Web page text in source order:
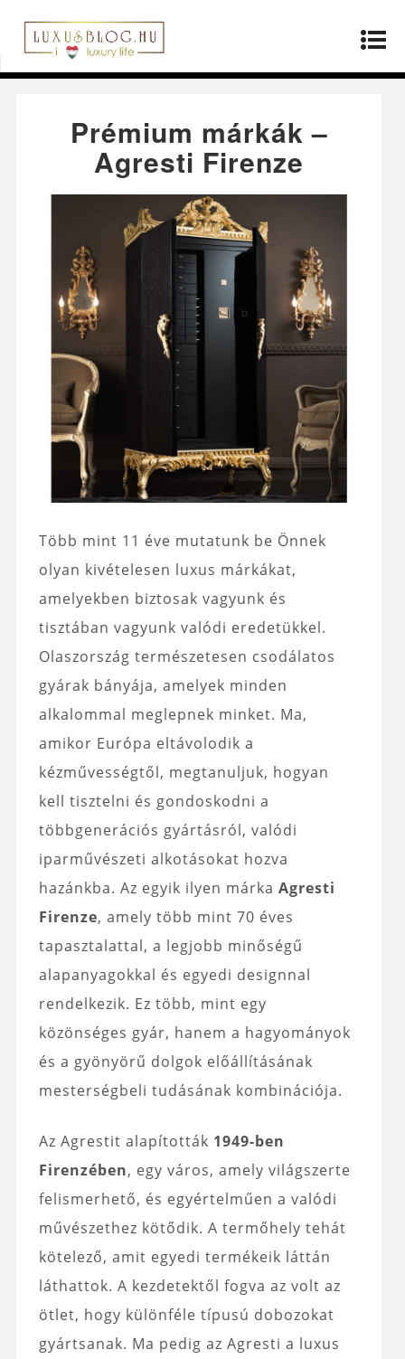
Kezdőlap»Producerek
Agresti Firenze
Prémium márkák –
Agresti Firenze
Több mint 11 éve mutatunk be Önnek
olyan kivételesen luxus márkákat,
amelyekben biztosak vagyunk és
tisztában vagyunk valódi eredetükkel.
Olaszország természetesen csodálatos
gyárak bányája, amelyek minden
alkalommal meglepnek minket. Ma,
amikor Európa eltávolodik a
kézművességtől, megtanuljuk, hogyan
kell tisztelni és gondoskodni a
többgenerációs gyártásról, valódi
iparművészeti alkotásokat hozva
hazánkba. Az egyik ilyen márka Agresti
Firenze, amely több mint 70 éves
tapasztalattal, a legjobb minőségű
alapanyagokkal és egyedi designnal
rendelkezik. Ez több, mint egy
közönséges gyár, hanem a hagyományok
és a gyönyörű dolgok előállításának
mesterségbeli tudásának kombinációja.
Az Agrestit alapították 1949-ben
Firenzében, egy város, amely világszerte
felismerhető, és egyértelműen a valódi
művészethez kötődik. A termőhely tehát
kötelező, amit egyedi termékeik láttán
láthattok. A kezdetektől fogva az volt az
ötlet, hogy különféle típusú dobozokat
gyártsanak. Ma pedig az Agresti a luxus